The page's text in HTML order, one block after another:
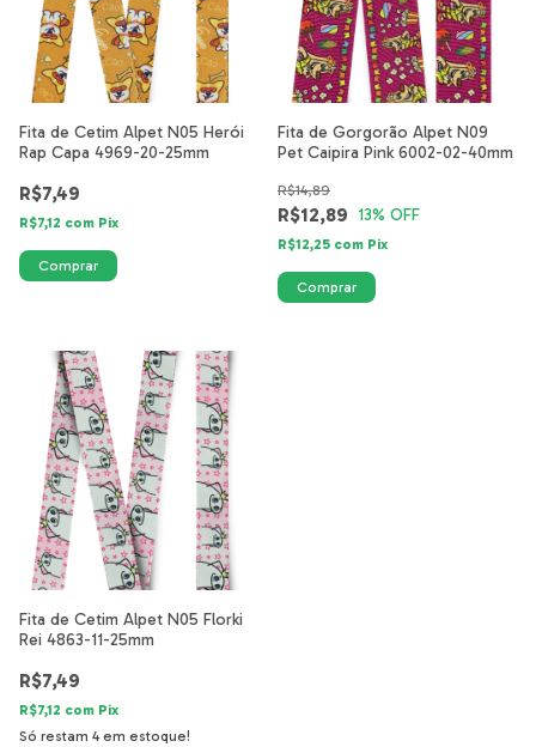
Fita de Cetim Alpet N05 Herói
Rap Capa 4969-20-25mm
R$7,49
R$7,12 com Pix
Fita de Gorgorão Alpet N09
Pet Caipira Pink 6002-02-40mm
R$12,89
R$14,89
13% OFF
R$12,25 com Pix
Fita de Cetim Alpet N05 Florki
Rei 4863-11-25mm
R$7,49
R$7,12 com Pix
Só restam 4em estoque!